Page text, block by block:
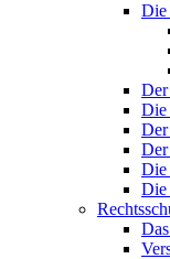
Die
Der
Die
Der
Die
Die